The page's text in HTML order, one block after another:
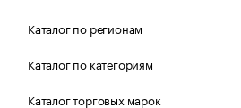
Каталог по регионам
Каталог по категориям
Каталог торговых марок